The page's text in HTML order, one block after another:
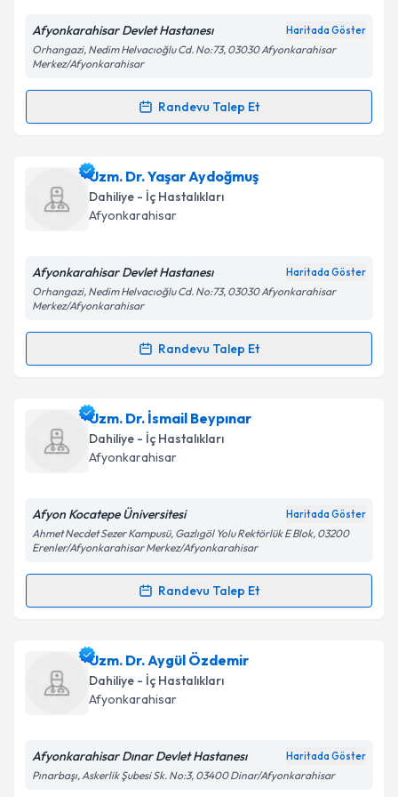
Kişisel verilerimin işlenmesine ilişkinAydınlatma
'ni okudum ve kişisel verilerimin belirtilen
kapsamda işlenmesini kabul ediyorum.
Takvim Talebini Gönder
Afyonkarahisar Devlet Hastanesı Haritada Göster
Orhangazi, Nedim Helvacıoğlu Cd. No:73, 03030 Afyonkarahisar
Merkez/Afyonkarahisar
Randevu Talep Et
Randevu Takvimi Talebi
Ass. Dr. Salim Susuziçin randevu takvimi talebi
oluşturun. Size bu uzmandan randevu almanız için bir
takvim hazırlandığında e-posta ile bilgilendireceğiz.
Kişisel verilerimin işlenmesine ilişkinAydınlatma
'ni okudum ve kişisel verilerimin belirtilen
kapsamda işlenmesini kabul ediyorum.
Takvim Talebini Gönder
Uzm. Dr. Yaşar Aydoğmuş
Dahiliye - İç Hastalıkları
Afyonkarahisar
Afyonkarahisar Devlet Hastanesı Haritada Göster
Orhangazi, Nedim Helvacıoğlu Cd. No:73, 03030 Afyonkarahisar
Merkez/Afyonkarahisar
Randevu Talep Et
Randevu Takvimi Talebi
Uzm. Dr. Yaşar Aydoğmuşiçin randevu takvimi talebi
oluşturun. Size bu uzmandan randevu almanız için bir
takvim hazırlandığında e-posta ile bilgilendireceğiz.
Kişisel verilerimin işlenmesine ilişkinAydınlatma
'ni okudum ve kişisel verilerimin belirtilen
kapsamda işlenmesini kabul ediyorum.
Takvim Talebini Gönder
Uzm. Dr. İsmail Beypınar
Dahiliye - İç Hastalıkları
Afyonkarahisar
Afyon Kocatepe Üniversitesi Haritada Göster
Ahmet Necdet Sezer Kampusü, Gazlıgöl Yolu Rektörlük E Blok, 03200
Erenler/Afyonkarahisar Merkez/Afyonkarahisar
Randevu Talep Et
Randevu Takvimi Talebi
Uzm. Dr. İsmail Beypınariçin randevu takvimi talebi
oluşturun. Size bu uzmandan randevu almanız için bir
takvim hazırlandığında e-posta ile bilgilendireceğiz.
Uzm. Dr. Aygül Özdemir
Dahiliye - İç Hastalıkları
Afyonkarahisar
Afyonkarahisar Dınar Devlet Hastanesı Haritada Göster
Pınarbaşı, Askerlik Şubesi Sk. No:3, 03400 Dinar/Afyonkarahisar